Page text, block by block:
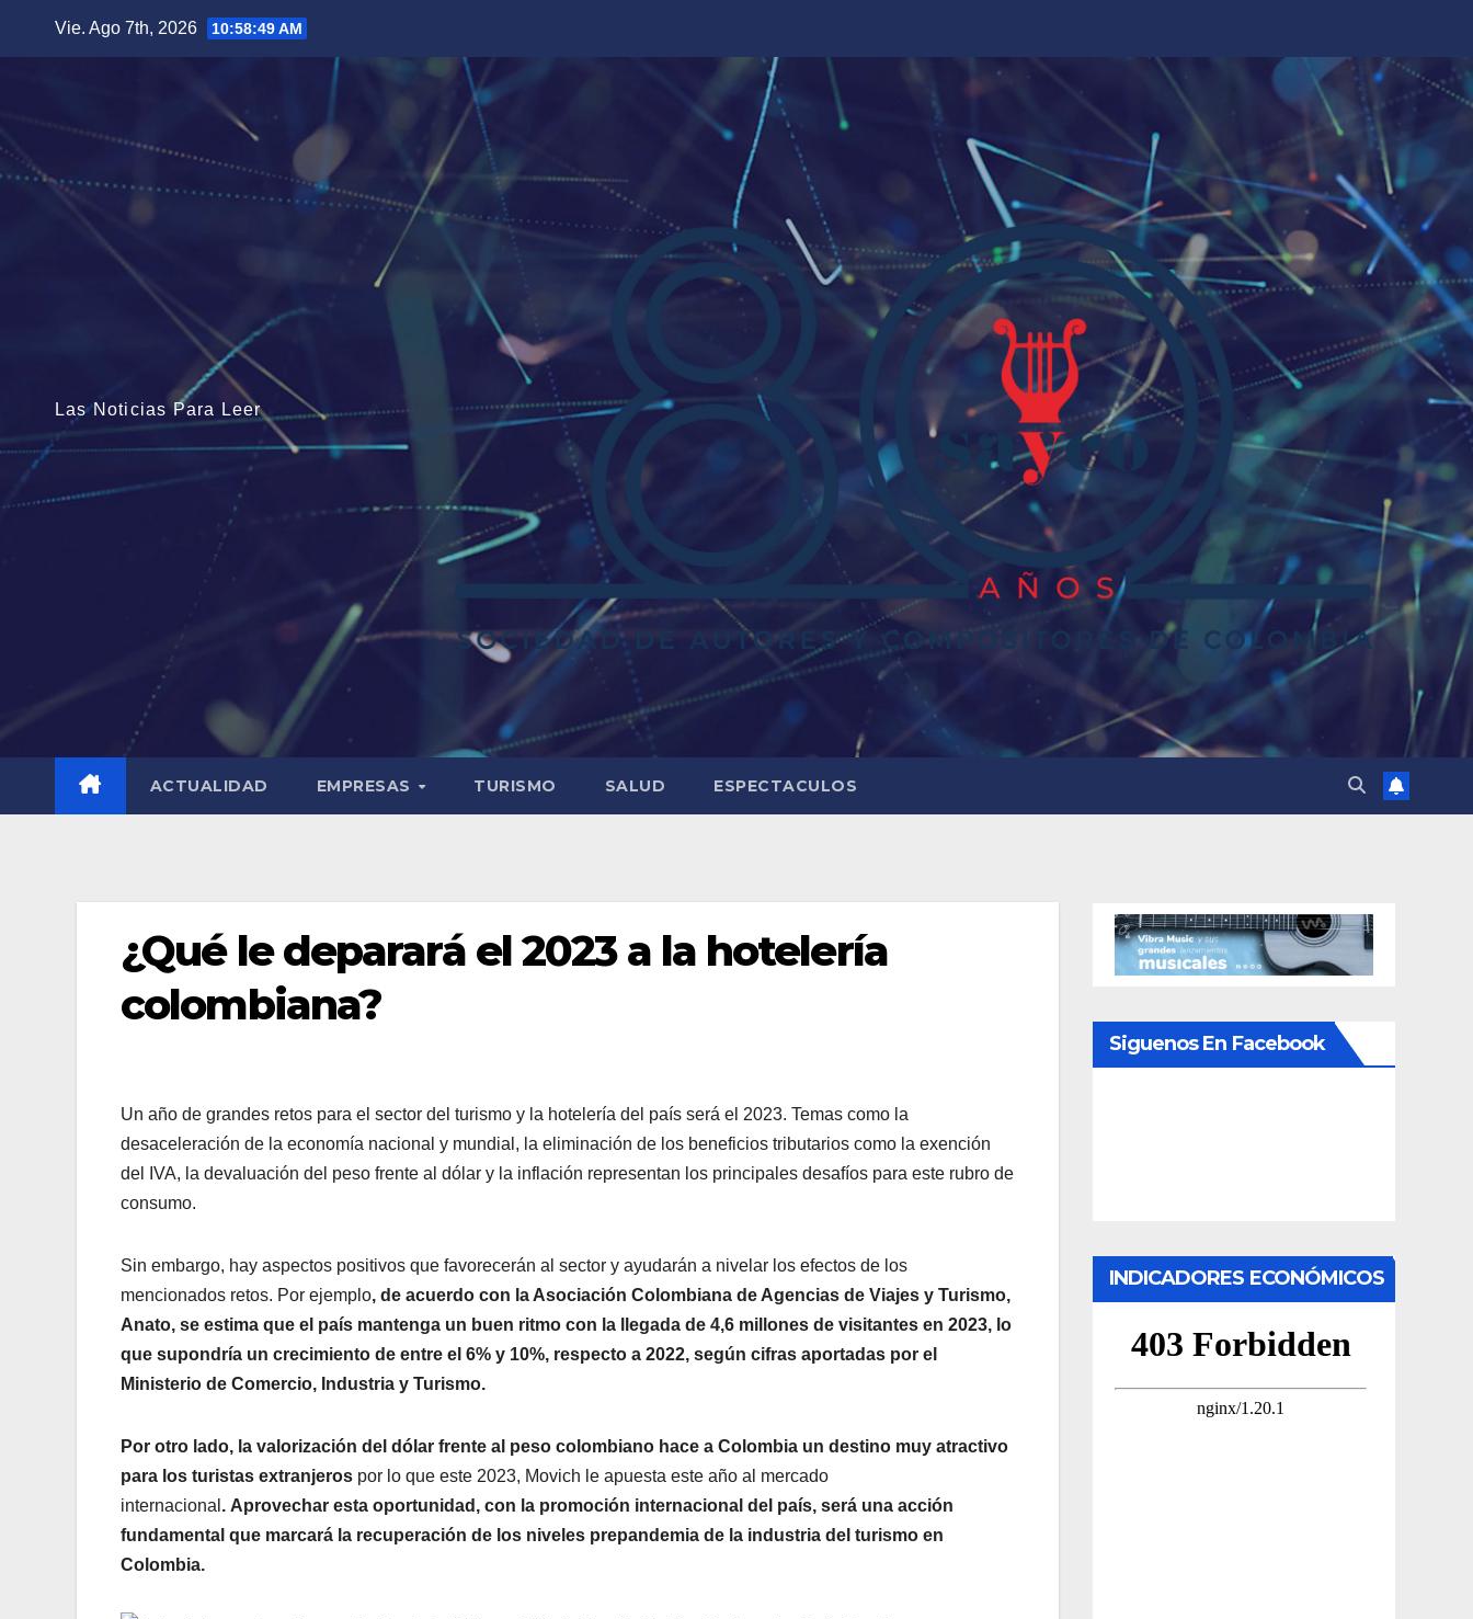
Vie. Ago 7th, 2026 10:58:50 AM
Las Noticias Para Leer
ACTUALIDAD EMPRESAS TURISMO SALUD ESPECTACULOS
¿Qué le deparará el 2023 a la hotelería
colombiana?
Un año de grandes retos para el sector del turismo y la hotelería del país será el 2023. Temas como la
desaceleración de la economía nacional y mundial, la eliminación de los beneficios tributarios como la exención
del IVA, la devaluación del peso frente al dólar y la inflación representan los principales desafíos para este rubro de
consumo.
Sin embargo, hay aspectos positivos que favorecerán al sector y ayudarán a nivelar los efectos de los
mencionados retos. Por ejemplo, de acuerdo con la Asociación Colombiana de Agencias de Viajes y Turismo,
Anato, se estima que el país mantenga un buen ritmo con la llegada de 4,6 millones de visitantes en 2023, lo
que supondría un crecimiento de entre el 6% y 10%, respecto a 2022, según cifras aportadas por el
Ministerio de Comercio, Industria y Turismo.
Por otro lado, la valorización del dólar frente al peso colombiano hace a Colombia un destino muy atractivo
para los turistas extranjeros por lo que este 2023, Movich le apuesta este año al mercado
internacional . Aprovechar esta oportunidad, con la promoción internacional del país, será una acción
fundamental que marcará la recuperación de los niveles prepandemia de la industria del turismo en
Colombia.
Siguenos En Facebook
INDICADORES ECONÓMICOS